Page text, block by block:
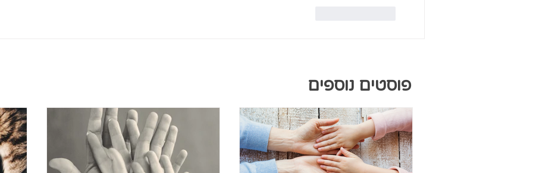
פוסטים נוספים